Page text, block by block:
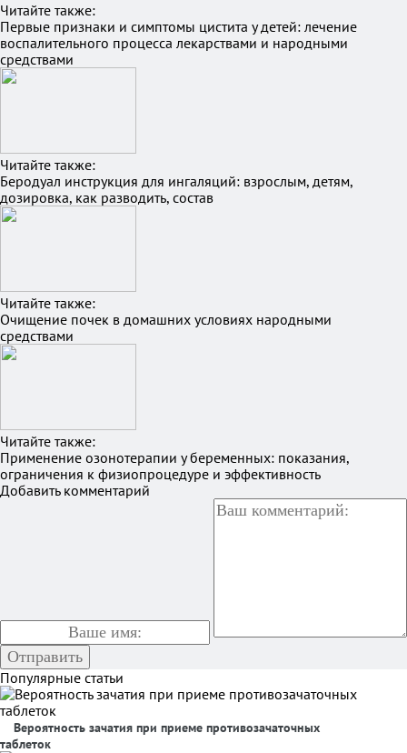
Читайте также:
Первые признаки и симптомы цистита у детей: лечение
воспалительного процесса лекарствами и народными
средствами
Читайте также:
Беродуал инструкция для ингаляций: взрослым, детям,
дозировка, как разводить, состав
Читайте также:
Очищение почек в домашних условиях народными
средствами
Читайте также:
Применение озонотерапии у беременных: показания,
ограничения к физиопроцедуре и эффективность
Добавить комментарий
Популярные статьи
Вероятность зачатия при приеме противозачаточных
таблеток